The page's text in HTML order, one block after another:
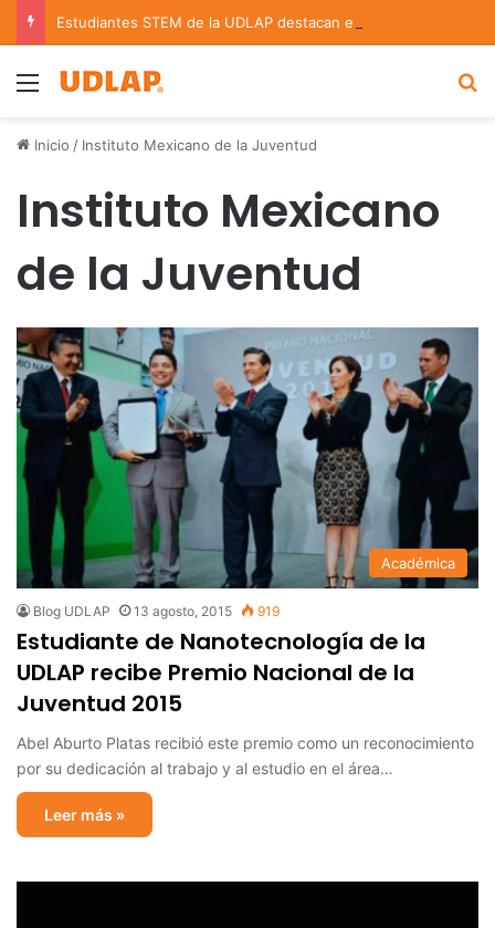
Menu
Inicio / Instituto Mexicano de la Juventud
Instituto Mexicano
de la Juventud
Académica
Blog UDLAP 13 agosto, 2015 919
Estudiante de Nanotecnología de la
UDLAP recibe Premio Nacional de la
Juventud 2015
Abel Aburto Platas recibió este premio como un reconocimiento
por su dedicación al trabajo y al estudio en el área…
Leer más »